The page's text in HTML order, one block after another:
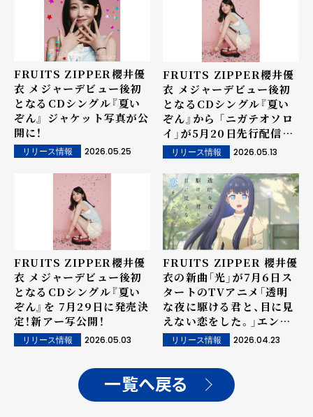
FRUITS ZIPPER櫻井優
衣 メジャーデビュー後初
となるCDシングル『夏い
ぞん』 ジャケット写真が公
開に！
リリース情報 2026.05.25
FRUITS ZIPPER櫻井優
衣 メジャーデビュー後初
となるCDシングル『夏い
ぞん』から 「ニガテオソロ
イ」が5月20日先行配信決
定！ さらに、楽曲の一部が5
月13日から先行配信！
リリース情報 2026.05.13
FRUITS ZIPPER櫻井優
衣 メジャーデビュー後初
となるCDシングル『夏い
ぞん』を 7月29日に発売決
定！新アー写公開！
リリース情報 2026.05.03
FRUITS ZIPPER 櫻井優
衣の新曲「光」が7月6日ス
タートのTVアニメ「透明
な夜に駆ける君と、目に見
えない恋をした。」エンデ
ィングテーマに決定！
リリース情報 2026.04.23
一覧へ戻る